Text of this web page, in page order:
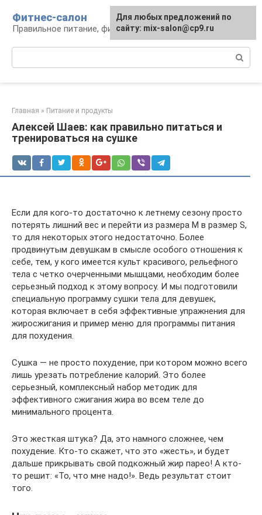
контенту
Фитнес-салон
Правильное питание, фитнес, образ жизни
Главная » Питание и продукты
Алексей Шаев: как правильно питаться и
тренироваться на сушке
Если для кого-то достаточно к летнему сезону просто
потерять лишний вес и перейти из размера М в размер S,
то для некоторых этого недостаточно. Более
продвинутым девушкам в смысле особого отношения к
себе, тем, у кого имеется культ красивого, рельефного
тела с четко очерченными мышцами, необходим более
серьезный подход к этому вопросу. И мы подготовили
специальную программу сушки тела для девушек,
которая включает в себя эффективные упражнения для
жиросжигания и пример меню для программы питания
для похудения.
Сушка — не просто похудение, при котором можно всего
лишь урезать потребление калорий. Это более
серьезный, комплексный набор методик для
эффективного сжигания жира во всем теле до
минимального процента.
Это жесткая штука? Да, это намного сложнее, чем
похудение. Кто-то скажет, что это «жесть», и будет
дальше прикрывать свой подкожный жир парео! А кто-
то решит: «То, что мне надо!». Ведь результат стоит
того.
Для любых предложений по
сайту: mix-salon@cp9.ru